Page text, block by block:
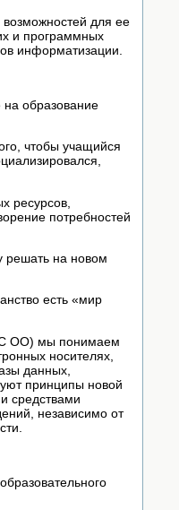
для ее
и программных
информатизации.
на образование
чтобы учащийся
ресурсов,
потребностей
решать на новом
есть «мир
ОО) мы понимаем
носителях,
данных,
принципы новой
средствами
независимо от